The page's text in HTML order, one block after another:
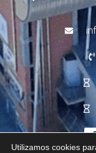
Utilizamos cookies